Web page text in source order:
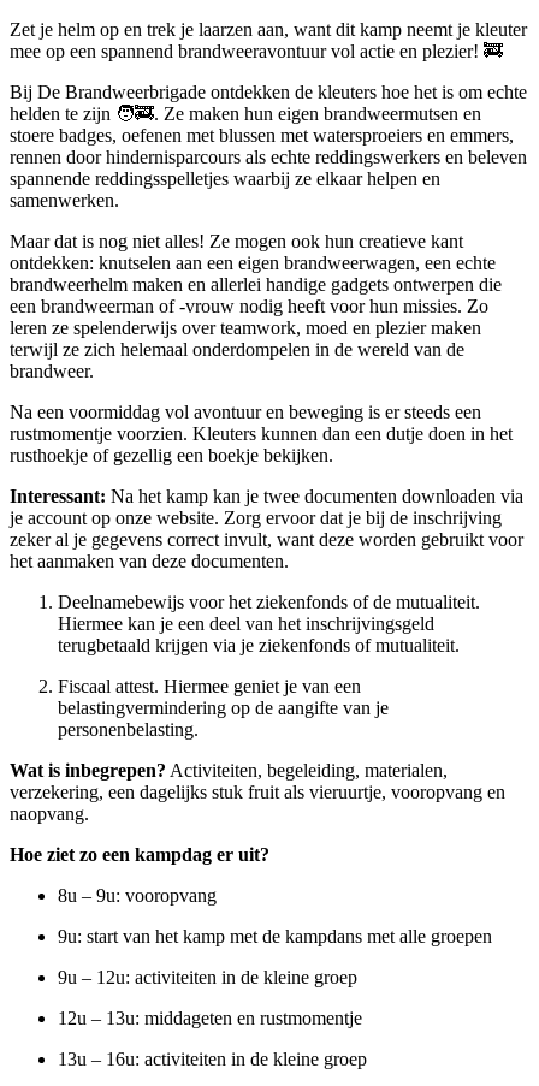
Zet je helm op en trek je laarzen aan, want dit kamp neemt je kleuter
mee op een spannend brandweeravontuur vol actie en plezier! 🚒
Bij De Brandweerbrigade ontdekken de kleuters hoe het is om echte
helden te zijn 🧑‍🚒. Ze maken hun eigen brandweermutsen en
stoere badges, oefenen met blussen met watersproeiers en emmers,
rennen door hindernisparcours als echte reddingswerkers en beleven
spannende reddingsspelletjes waarbij ze elkaar helpen en
samenwerken.
Maar dat is nog niet alles! Ze mogen ook hun creatieve kant
ontdekken: knutselen aan een eigen brandweerwagen, een echte
brandweerhelm maken en allerlei handige gadgets ontwerpen die
een brandweerman of -vrouw nodig heeft voor hun missies. Zo
leren ze spelenderwijs over teamwork, moed en plezier maken
terwijl ze zich helemaal onderdompelen in de wereld van de
brandweer.
Na een voormiddag vol avontuur en beweging is er steeds een
rustmomentje voorzien. Kleuters kunnen dan een dutje doen in het
rusthoekje of gezellig een boekje bekijken.
Interessant: Na het kamp kan je twee documenten downloaden via
je account op onze website. Zorg ervoor dat je bij de inschrijving
zeker al je gegevens correct invult, want deze worden gebruikt voor
het aanmaken van deze documenten.
Deelnamebewijs voor het ziekenfonds of de mutualiteit.
Hiermee kan je een deel van het inschrijvingsgeld
terugbetaald krijgen via je ziekenfonds of mutualiteit.
Fiscaal attest. Hiermee geniet je van een
belastingvermindering op de aangifte van je
personenbelasting.
Wat is inbegrepen? Activiteiten, begeleiding, materialen,
verzekering, een dagelijks stuk fruit als vieruurtje, vooropvang en
naopvang.
Hoe ziet zo een kampdag er uit?
8u – 9u: vooropvang
9u: start van het kamp met de kampdans met alle groepen
9u – 12u: activiteiten in de kleine groep
12u – 13u: middageten en rustmomentje
13u – 16u: activiteiten in de kleine groep